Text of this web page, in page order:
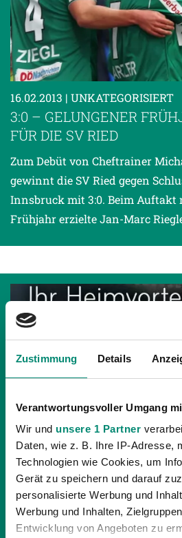
Zustimmung Details
Verantwortungsvoller Umgang
Wir und unsere 1 Partner
Daten, wie z. B. Ihre IP-Adresse,
Technologien wie Cookies, um
Gerät zu speichern und darauf
personalisierte Werbung und
Werbung und Inhalten,
Entwicklung von Angeboten zu
16.02.2013 | UNKATEGORISIERT
3:0 – GELUNGENER
FÜR DIE SV RIED
Zum Debüt von Cheftrainer
gewinnt die SV Ried gegen
Innsbruck mit 3:0. Beim Auftakt
Frühjahr erzielte Jan-Marc
15.02.2013| UNKATEGORISIERT
IHR HEIMVORTEIL –
RECEIVER SICHERN